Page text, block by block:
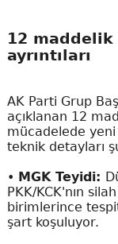
12 maddelik
ayrıntıları
AK Parti Grup
açıklanan 12
mücadelede
teknik detayları
• MGK Teyidi:
PKK/KCK'nın
birimlerince
şart koşuluyor.